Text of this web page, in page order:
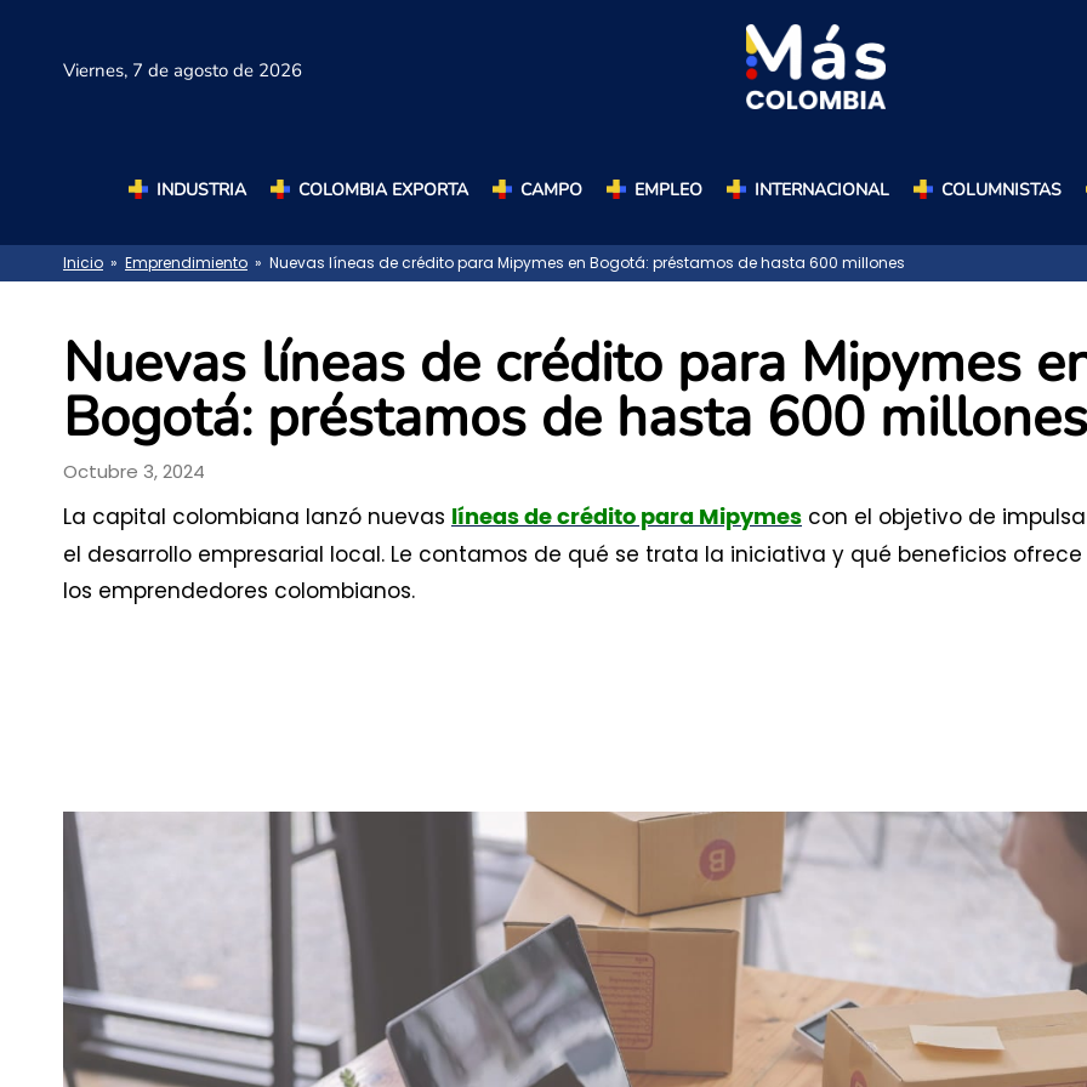
Viernes, 7 de agosto de 2026
INDUSTRIA COLOMBIA EXPORTA CAMPO EMPLEO INTERNACIONAL COLUMNISTAS
Inicio » Emprendimiento » Nuevas líneas de crédito para Mipymes en Bogotá: préstamos de hasta 600 millones
Nuevas líneas de crédito para Mipymes
Bogotá: préstamos de hasta 600 millones
Octubre 3, 2024
La capital colombiana lanzó nuevas líneas de crédito para Mipymes con el objetivo de
el desarrollo empresarial local. Le contamos de qué se trata la iniciativa y qué beneficios
los emprendedores colombianos.